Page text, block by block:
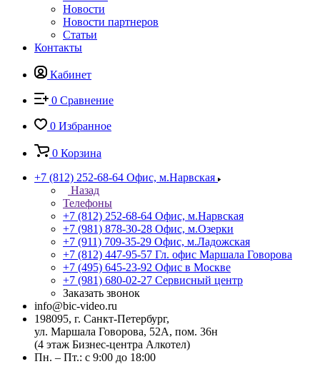
Новости
Новости партнеров
Статьи
Контакты
Кабинет
0 Сравнение
0 Избранное
0 Корзина
+7 (812) 252-68-64 Офис, м.Нарвская
Назад
Телефоны
+7 (812) 252-68-64 Офис, м.Нарвская
+7 (981) 878-30-28 Офис, м.Озерки
+7 (911) 709-35-29 Офис, м.Ладожская
+7 (812) 447-95-57 Гл. офис Маршала Говорова
+7 (495) 645-23-92 Офис в Москве
+7 (981) 680-02-27 Сервисный центр
Заказать звонок
info@bic-video.ru
198095, г. Санкт-Петербург,
ул. Маршала Говорова, 52А, пом. 36н
(4 этаж Бизнес-центра Алкотел)
Пн. – Пт.: с 9:00 до 18:00